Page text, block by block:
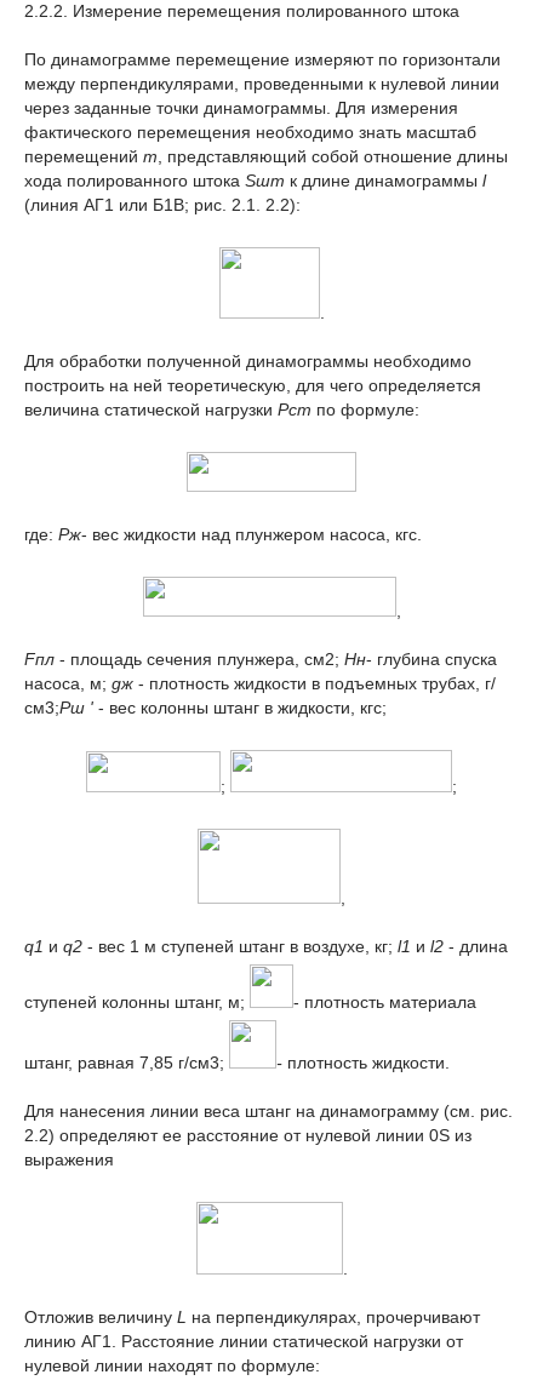
2.2.2. Измерение перемещения полированного штока
По динамограмме перемещение измеряют по горизонтали
между перпендикулярами, проведенными к нулевой линии
через заданные точки динамограммы. Для измерения
фактического перемещения необходимо знать масштаб
перемещений т , представляющий собой отношение длины
хода полированного штока Sшт к длине динамограммы l
(линия АГ1 или Б1 В; рис. 2.1. 2.2):
Для обработки полученной динамограммы необходимо
построить на ней теоретическую, для чего определяется
величина статической нагрузки Рст по формуле:
где: Рж- вес жидкости над плунжером насоса, кгс.
Fпл - площадь сечения плунжера, см2; Нн- глубина спуска
насоса, м; gж - плотность жидкости в подъемных трубах, г/
см3;Рш ' - вес колонны штанг в жидкости, кгс;
; ;
q1 и q2 - вес 1 м ступеней штанг в воздухе, кг; l1 и l2 - длина
ступеней колонны штанг, м; - плотность материала
штанг, равная 7,85 г/см3; - плотность жидкости.
Для нанесения линии веса штанг на динамограмму (см. рис.
2.2) определяют ее расстояние от нулевой линии 0S из
выражения
Отложив величину L на перпендикулярах, прочерчивают
линию АГ1
. Расстояние линии статической нагрузки от
нулевой линии находят по формуле: